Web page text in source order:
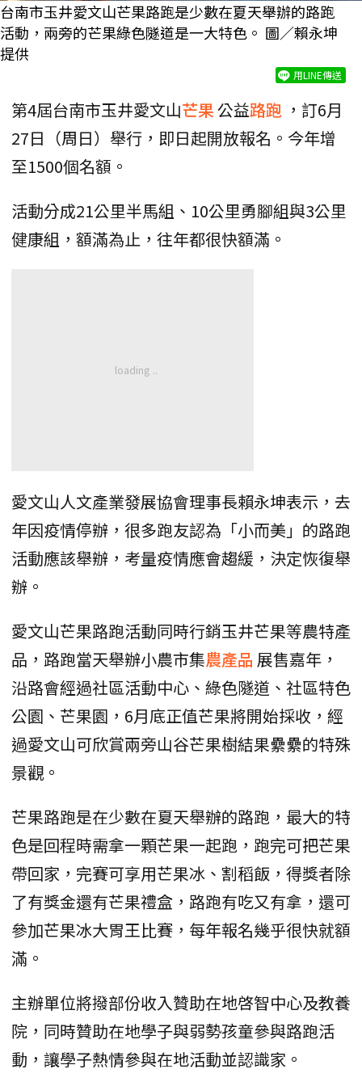
台南市玉井愛文山芒果路跑是少數在夏天舉辦的路跑
活動，兩旁的芒果綠色隧道是一大特色。 圖／賴永坤
提供
用LINE傳送
第4屆台南市玉井愛文山芒果公益路跑 ，訂6月
27日（周日）舉行，即日起開放報名。今年增
至1500個名額。
活動分成21公里半馬組、10公里勇腳組與3公里
健康組，額滿為止，往年都很快額滿。
愛文山人文產業發展協會理事長賴永坤表示，去
年因疫情停辦，很多跑友認為「小而美」的路跑
活動應該舉辦，考量疫情應會趨緩，決定恢復舉
辦。
愛文山芒果路跑活動同時行銷玉井芒果等農特產
品，路跑當天舉辦小農市集農產品 展售嘉年，
沿路會經過社區活動中心、綠色隧道、社區特色
公園、芒果園，6月底正值芒果將開始採收，經
過愛文山可欣賞兩旁山谷芒果樹結果纍纍的特殊
景觀。
芒果路跑是在少數在夏天舉辦的路跑，最大的特
色是回程時需拿一顆芒果一起跑，跑完可把芒果
帶回家，完賽可享用芒果冰、割稻飯，得獎者除
了有獎金還有芒果禮盒，路跑有吃又有拿，還可
參加芒果冰大胃王比賽，每年報名幾乎很快就額
滿。
主辦單位將撥部份收入贊助在地啓智中心及教養
院，同時贊助在地學子與弱勢孩童參與路跑活
動，讓學子熱情參與在地活動並認識家。